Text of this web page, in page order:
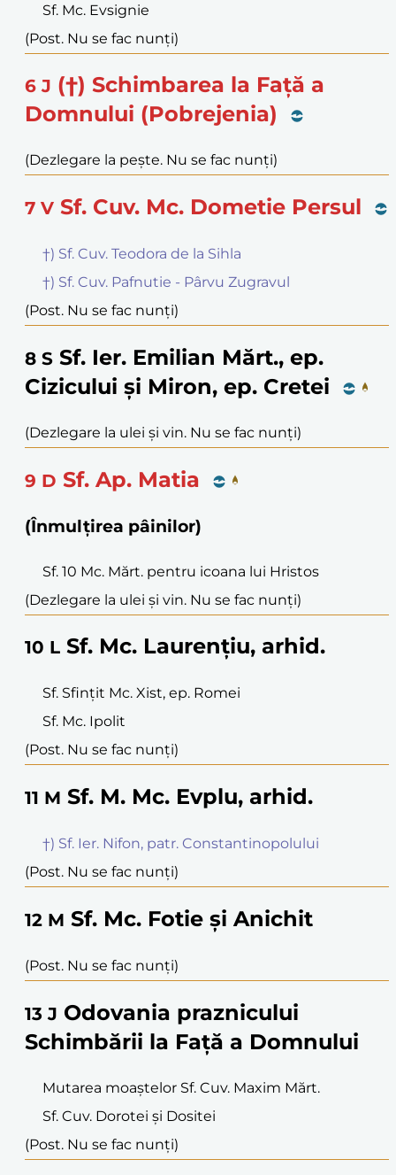
Sf. Mc. Evsignie
(Post. Nu se fac nunți)
6 J (†) Schimbarea la Față a
Domnului (Pobrejenia)
(Dezlegare la pește. Nu se fac nunți)
7 V Sf. Cuv. Mc. Dometie Persul
†) Sf. Cuv. Teodora de la Sihla
†) Sf. Cuv. Pafnutie - Pârvu Zugravul
(Post. Nu se fac nunți)
8 S Sf. Ier. Emilian Mărt., ep.
Cizicului și Miron, ep. Cretei
(Dezlegare la ulei și vin. Nu se fac nunți)
9 D Sf. Ap. Matia
(Înmulțirea pâinilor)
Sf. 10 Mc. Mărt. pentru icoana lui Hristos
(Dezlegare la ulei și vin. Nu se fac nunți)
10 L Sf. Mc. Laurențiu, arhid.
Sf. Sfințit Mc. Xist, ep. Romei
Sf. Mc. Ipolit
(Post. Nu se fac nunți)
11 M Sf. M. Mc. Evplu, arhid.
†) Sf. Ier. Nifon, patr. Constantinopolului
(Post. Nu se fac nunți)
12 M Sf. Mc. Fotie și Anichit
(Post. Nu se fac nunți)
13 J Odovania praznicului
Schimbării la Față a Domnului
Mutarea moaștelor Sf. Cuv. Maxim Mărt.
Sf. Cuv. Dorotei și Dositei
(Post. Nu se fac nunți)